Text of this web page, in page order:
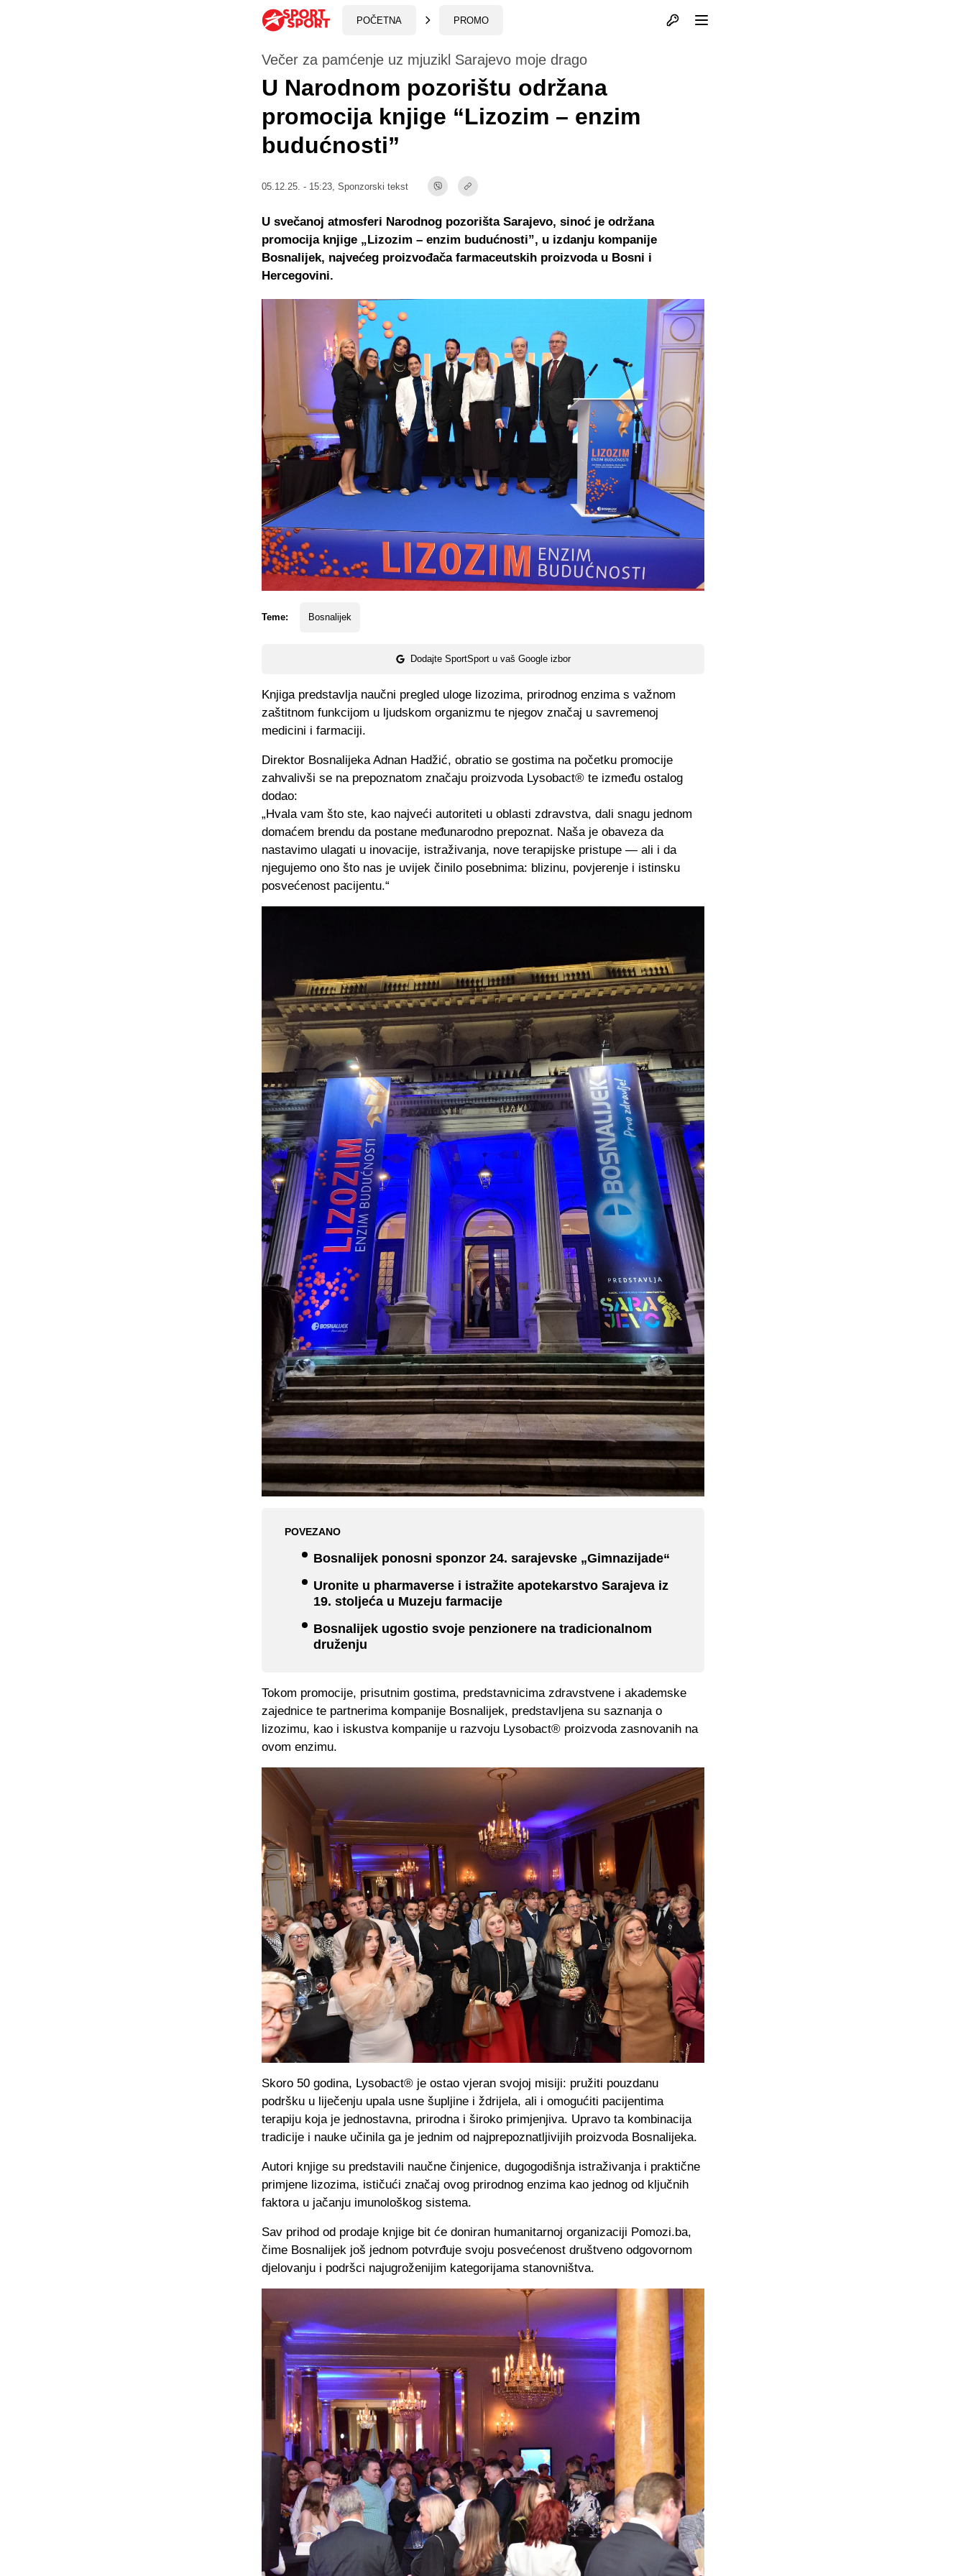
POČETNA PROMO Otvori profil
Večer za pamćenje uz mjuzikl Sarajevo moje drago
U Narodnom pozorištu održana
promocija knjige “Lizozim – enzim
budućnosti”
05.12.25. - 15:23, Sponzorski tekst
Teme: Bosnalijek
Dodajte SportSport u vaš Google izbor
U svečanoj atmosferi Narodnog pozorišta Sarajevo, sinoć je održana
promocija knjige „Lizozim – enzim budućnosti”, u izdanju kompanije
Bosnalijek, najvećeg proizvođača farmaceutskih proizvoda u Bosni i
Hercegovini.
Knjiga predstavlja naučni pregled uloge lizozima, prirodnog enzima s važnom
zaštitnom funkcijom u ljudskom organizmu te njegov značaj u savremenoj
medicini i farmaciji.
Direktor Bosnalijeka Adnan Hadžić, obratio se gostima na početku promocije
zahvalivši se na prepoznatom značaju proizvoda Lysobact® te između ostalog
dodao:
„Hvala vam što ste, kao najveći autoriteti u oblasti zdravstva, dali snagu jednom
domaćem brendu da postane međunarodno prepoznat. Naša je obaveza da
nastavimo ulagati u inovacije, istraživanja, nove terapijske pristupe — ali i da
njegujemo ono što nas je uvijek činilo posebnima: blizinu, povjerenje i istinsku
posvećenost pacijentu.“
POVEZANO
Bosnalijek ponosni sponzor 24. sarajevske „Gimnazijade“
Uronite u pharmaverse i istražite apotekarstvo Sarajeva iz
19. stoljeća u Muzeju farmacije
Bosnalijek ugostio svoje penzionere na tradicionalnom
druženju
Tokom promocije, prisutnim gostima, predstavnicima zdravstvene i akademske
zajednice te partnerima kompanije Bosnalijek, predstavljena su saznanja o
lizozimu, kao i iskustva kompanije u razvoju Lysobact® proizvoda zasnovanih na
ovom enzimu.
Skoro 50 godina, Lysobact® je ostao vjeran svojoj misiji: pružiti pouzdanu
podršku u liječenju upala usne šupljine i ždrijela, ali i omogućiti pacijentima
terapiju koja je jednostavna, prirodna i široko primjenjiva. Upravo ta kombinacija
tradicije i nauke učinila ga je jednim od najprepoznatljivijih proizvoda Bosnalijeka.
Autori knjige su predstavili naučne činjenice, dugogodišnja istraživanja i praktične
primjene lizozima, ističući značaj ovog prirodnog enzima kao jednog od ključnih
faktora u jačanju imunološkog sistema.
Sav prihod od prodaje knjige bit će doniran humanitarnoj organizaciji Pomozi.ba,
čime Bosnalijek još jednom potvrđuje svoju posvećenost društveno odgovornom
djelovanju i podršci najugroženijim kategorijama stanovništva.